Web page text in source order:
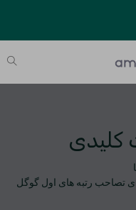
کلیدی